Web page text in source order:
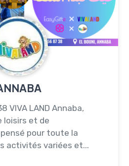
VIVA LAND Annaba,
loisirs et de
pour toute la
activités variées et...